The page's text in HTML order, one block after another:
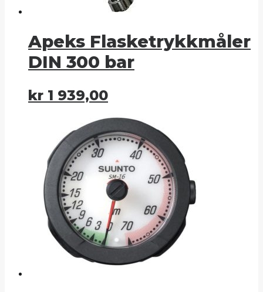
Apeks Flasketrykkmåler
DIN 300 bar
kr 1 939,00